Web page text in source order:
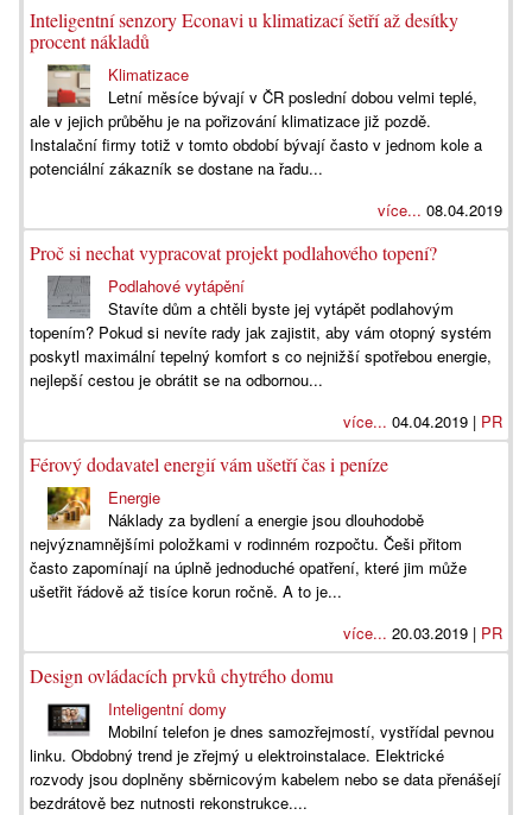
Inteligentní senzory Econavi u klimatizací šetří až desítky
procent nákladů
Klimatizace
Letní měsíce bývají v ČR poslední dobou velmi teplé,
ale v jejich průběhu je na pořizování klimatizace již pozdě.
Instalační firmy totiž v tomto období bývají často v jednom kole a
potenciální zákazník se dostane na řadu...
více... 08.04.2019
Proč si nechat vypracovat projekt podlahového topení?
Podlahové vytápění
Stavíte dům a chtěli byste jej vytápět podlahovým
topením? Pokud si nevíte rady jak zajistit, aby vám otopný systém
poskytl maximální tepelný komfort s co nejnižší spotřebou energie,
nejlepší cestou je obrátit se na odbornou...
více... 04.04.2019 | PR
Férový dodavatel energií vám ušetří čas i peníze
Energie
Náklady za bydlení a energie jsou dlouhodobě
nejvýznamnějšími položkami v rodinném rozpočtu. Češi přitom
často zapomínají na úplně jednoduché opatření, které jim může
ušetřit řádově až tisíce korun ročně. A to je...
více... 20.03.2019 | PR
Design ovládacích prvků chytrého domu
Inteligentní domy
Mobilní telefon je dnes samozřejmostí, vystřídal pevnou
linku. Obdobný trend je zřejmý u elektroinstalace. Elektrické
rozvody jsou doplněny sběrnicovým kabelem nebo se data přenášejí
bezdrátově bez nutnosti rekonstrukce....